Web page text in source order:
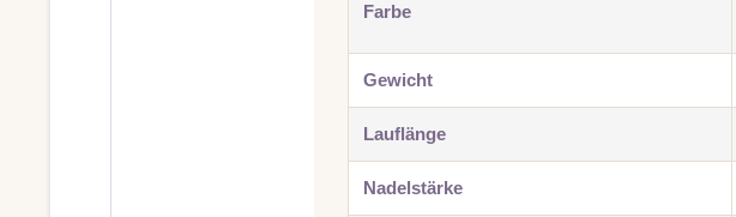
Farbe
Gewicht
Lauflänge
Nadelstärke